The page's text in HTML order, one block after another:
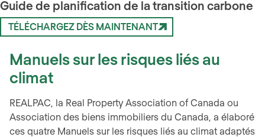
Guide de planification de la transition carbone
TÉLÉCHARGEZ DÈS MAINTENANT
Manuels sur les risques liés au
climat
REALPAC, la Real Property Association of Canada ou
Association des biens immobiliers du Canada, a élaboré
ces quatre Manuels sur les risques liés au climat adaptés